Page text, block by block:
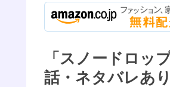
「スノードロッ
話・ネタバレあり